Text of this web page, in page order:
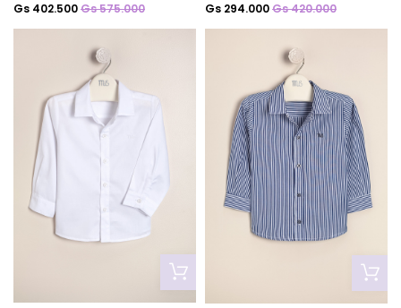
Gs 402.500Gs 575.000 Gs 294.000Gs 420.000